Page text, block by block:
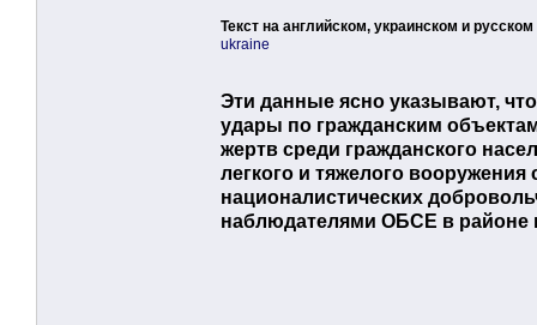
Текст на английском, украинском и
ukraine
Эти данные ясно указывают,
удары по гражданским
жертв среди гражданского
легкого и тяжелого
националистических
наблюдателями ОБСЕ в районе